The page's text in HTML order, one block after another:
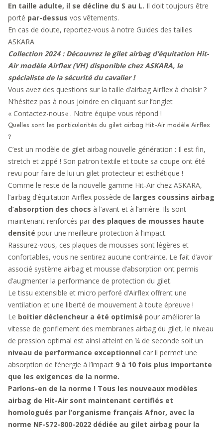
En taille adulte, il se décline du S au L. Il doit toujours être
porté par-dessus vos vêtements.
En cas de doute, reportez-vous à notre Guides des tailles
ASKARA
Collection 2024 : Découvrez le gilet airbag d’équitation Hit-
Air modèle Airflex (VH) disponible chez ASKARA, le
spécialiste de la sécurité du cavalier !
Vous avez des questions sur la taille d’airbag Airflex à choisir ?
N’hésitez pas à nous joindre en cliquant sur l’onglet
« Contactez-nous« . Notre équipe vous répond !
Quelles sont les particularités du gilet airbag Hit-Air modèle Airflex
?
C’est un modèle de gilet airbag nouvelle génération : Il est fin,
stretch et zippé ! Son patron textile et toute sa coupe ont été
revu pour faire de lui un gilet protecteur et esthétique !
Comme le reste de la nouvelle gamme Hit-Air chez ASKARA,
l’airbag d’équitation Airflex possède de larges coussins airbag
d’absorption des chocs à l’avant et à l’arrière. Ils sont
maintenant renforcés par des plaques de mousses haute
densité pour une meilleure protection à l’impact.
Rassurez-vous, ces plaques de mousses sont légères et
confortables, vous ne sentirez aucune contrainte. Le fait d’avoir
associé système airbag et mousse d’absorption ont permis
d’augmenter la performance de protection du gilet.
Le tissu extensible et micro perforé d’Airflex offrent une
ventilation et une liberté de mouvement à toute épreuve !
Le boitier déclencheur a été optimisé pour améliorer la
vitesse de gonflement des membranes airbag du gilet, le niveau
de pression optimal est ainsi atteint en ¼ de seconde soit un
niveau de performance exceptionnel car il permet une
absorption de l’énergie à l’impact 9 à 10 fois plus importante
que les exigences de la norme.
Parlons-en de la norme ! Tous les nouveaux modèles
airbag de Hit-Air sont maintenant certifiés et
homologués par l’organisme français Afnor, avec la
norme NF-S72-800-2022 dédiée au gilet airbag pour la